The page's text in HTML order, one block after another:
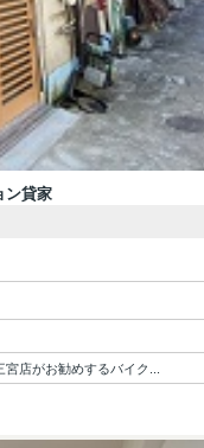
ン貸家
店がお勧めするバイク...